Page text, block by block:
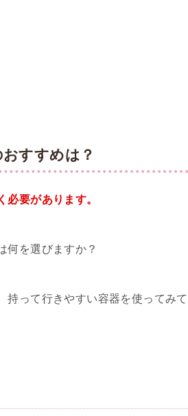
すすめは？
要があります。
何を選びますか？
持って行きやすい容器を使ってみて